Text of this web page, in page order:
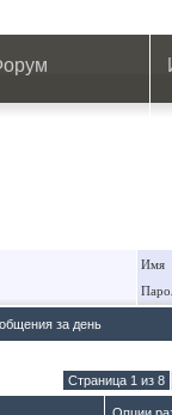
Имя
за день
Страница 1 из 8